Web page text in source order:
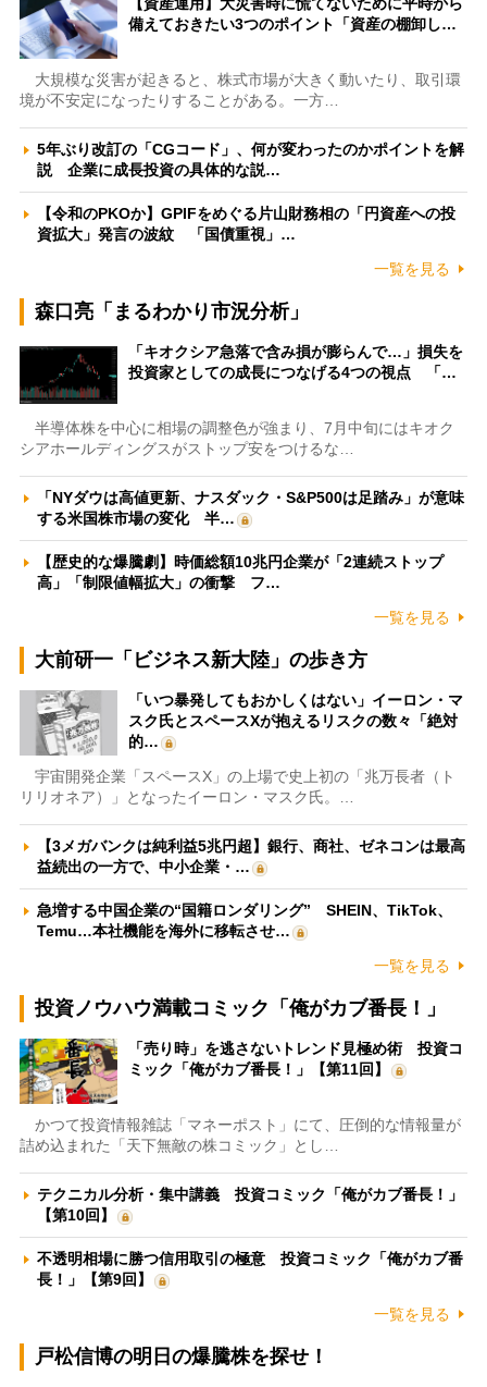
【資産運用】大災害時に慌てないために平時から
備えておきたい3つのポイント「資産の棚卸し…
大規模な災害が起きると、株式市場が大きく動いたり、取引環
境が不安定になったりすることがある。一方…
5年ぶり改訂の「CGコード」、何が変わったのかポイントを解
説 企業に成長投資の具体的な説…
【令和のPKOか】GPIFをめぐる片山財務相の「円資産への投
資拡大」発言の波紋 「国債重視」…
一覧を見る
森口亮「まるわかり市況分析」
「キオクシア急落で含み損が膨らんで…」損失を
投資家としての成長につなげる4つの視点 「…
半導体株を中心に相場の調整色が強まり、7月中旬にはキオク
シアホールディングスがストップ安をつけるな…
「NYダウは高値更新、ナスダック・S&P500は足踏み」が意味
する米国株市場の変化 半…
【歴史的な爆騰劇】時価総額10兆円企業が「2連続ストップ
高」「制限値幅拡大」の衝撃 フ…
一覧を見る
大前研一「ビジネス新大陸」の歩き方
「いつ暴発してもおかしくはない」イーロン・マ
スク氏とスペースXが抱えるリスクの数々「絶対
的…
宇宙開発企業「スペースX」の上場で史上初の「兆万長者（ト
リリオネア）」となったイーロン・マスク氏。…
【3メガバンクは純利益5兆円超】銀行、商社、ゼネコンは最高
益続出の一方で、中小企業・…
急増する中国企業の“国籍ロンダリング” SHEIN、TikTok、
Temu…本社機能を海外に移転させ…
一覧を見る
投資ノウハウ満載コミック「俺がカブ番長！」
「売り時」を逃さないトレンド見極め術 投資コ
ミック「俺がカブ番長！」【第11回】
かつて投資情報雑誌「マネーポスト」にて、圧倒的な情報量が
詰め込まれた「天下無敵の株コミック」とし…
テクニカル分析・集中講義 投資コミック「俺がカブ番長！」
【第10回】
不透明相場に勝つ信用取引の極意 投資コミック「俺がカブ番
長！」【第9回】
一覧を見る
戸松信博の明日の爆騰株を探せ！